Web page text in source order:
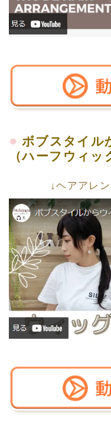
● ボブスタイル
（ハーフウィッ
↓ヘアアレ